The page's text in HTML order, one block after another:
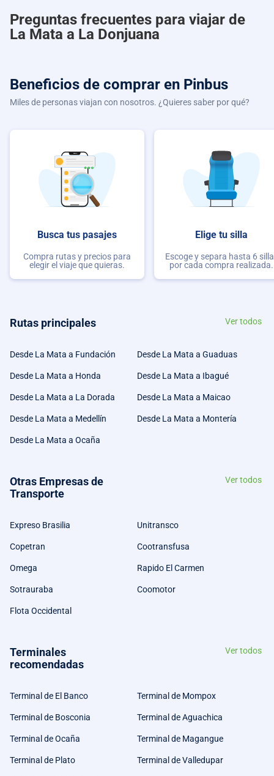
Preguntas frecuentes para viajar de
La Mata a La Donjuana
Beneficios de comprar en Pinbus
Miles de personas viajan con nosotros. ¿Quieres saber por qué?
Busca tus pasajes
Compra rutas y precios para
elegir el viaje que quieras.
Elige tu silla
Escoge y separa hasta 6
por cada compra realizada.
Rutas principales Ver todos
Desde La Mata a Fundación Desde La Mata a Guaduas
Desde La Mata a Honda Desde La Mata a Ibagué
Desde La Mata a La Dorada Desde La Mata a Maicao
Desde La Mata a Medellín Desde La Mata a Montería
Desde La Mata a Ocaña
Otras Empresas de
Transporte
Ver todos
Expreso Brasilia Unitransco
Copetran Cootransfusa
Omega Rapido El Carmen
Sotrauraba Coomotor
Flota Occidental
Terminales
recomendadas
Ver todos
Terminal de El Banco Terminal de Mompox
Terminal de Bosconia Terminal de Aguachica
Terminal de Ocaña Terminal de Magangue
Terminal de Plato Terminal de Valledupar